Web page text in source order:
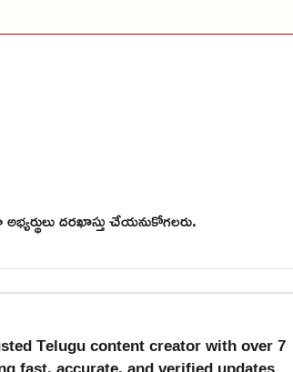
దరఖాస్తు చేయనుకోగలరు.
Telugu content creator with over 7